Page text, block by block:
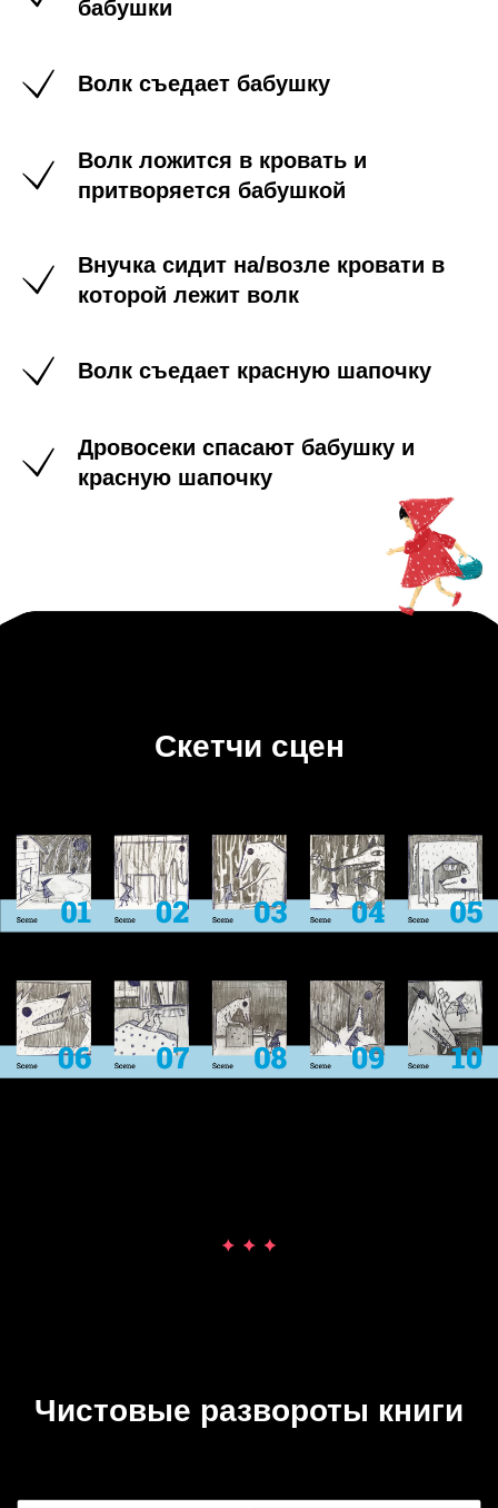
бабушки
Волк съедает бабушку
Волк ложится в кровать и
притворяется бабушкой
Внучка сидит на/возле кровати в
которой лежит волк
Волк съедает красную шапочку
Дровосеки спасают бабушку и
красную шапочку
Скетчи сцен
Чистовые развороты книги